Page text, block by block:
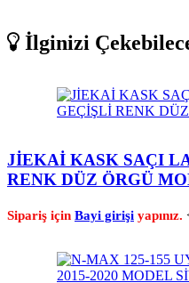
İlginizi
JİEKAİ KASK SAÇI
RENK DÜZ ÖRGÜ
Sipariş için Bayi girişi yapınız.